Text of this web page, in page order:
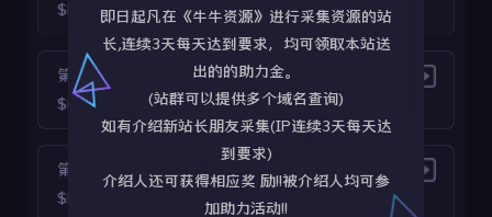
$https://v13.gghijk.com/yyv13/202509/15/3SLYXEvH5g22/video/index.m3u8
第04集
第05集
$https://v14.gghijk.com/yyv14/202509/28/PELf1Fa8T022/video/index.m3u8
即日起凡在《牛牛资源》进行采集资源的站
长,连续3天每天达到要求，均可领取本站送
出的的助力金。
(站群可以提供多个域名查询)
如有介绍新站长朋友采集(IP连续3天每天达
到要求)
介绍人还可获得相应奖 励!!被介绍人均可参
加助力活动!!